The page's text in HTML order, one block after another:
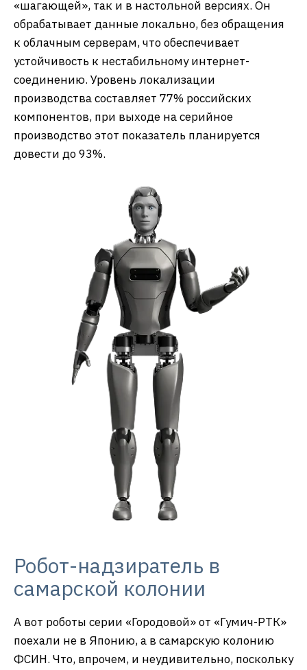
«шагающей», так и в настольной версиях. Он
обрабатывает данные локально, без обращения
к облачным серверам, что обеспечивает
устойчивость к нестабильному интернет-
соединению. Уровень локализации
производства составляет 77% российских
компонентов, при выходе на серийное
производство этот показатель планируется
довести до 93%.
Робот-надзиратель в
самарской колонии
А вот роботы серии «Городовой» от «Гумич-РТК»
поехали не в Японию, а в самарскую колонию
ФСИН. Что, впрочем, и неудивительно, поскольку